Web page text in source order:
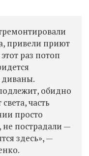
привели приют
раз потоп
диваны.
обидно
часть
просто
не пострадали —
здесь», —